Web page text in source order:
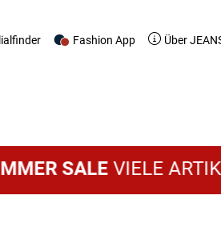
Fashion App Über
SALEVIELE ARTIKEL